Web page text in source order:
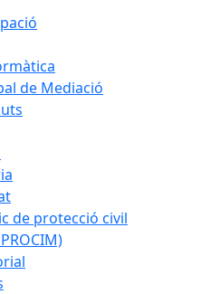
de Mediació
de protecció civil